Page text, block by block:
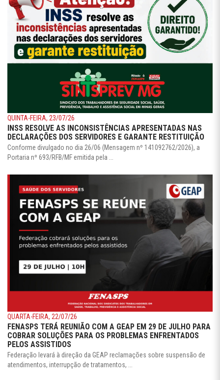
QUINTA-FEIRA, 23/07/26
INSS RESOLVE AS INCONSISTÊNCIAS APRESENTADAS NAS
DECLARAÇÕES DOS SERVIDORES E GARANTE RESTITUIÇÃO
Conforme divulgado no dia 26/06 (Mensagem nº 141092762/2026), a
Portaria nº 693/RFB/MF emitida pela ...
QUARTA-FEIRA, 22/07/26
FENASPS TERÁ REUNIÃO COM A GEAP EM 29 DE JULHO PARA
COBRAR SOLUÇÕES PARA OS PROBLEMAS ENFRENTADOS
PELOS ASSISTIDOS
Federação levará à direção da GEAP reclamações sobre suspensão de
atendimentos, interrupção de tratamentos, ...